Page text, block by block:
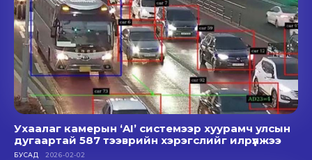
Ухаалаг камерын ‘AI’ системээр хуурамч улсын
дугаартай 587 тээврийн хэрэгслийг илрүүлжээ
БУСАД 2026-02-02